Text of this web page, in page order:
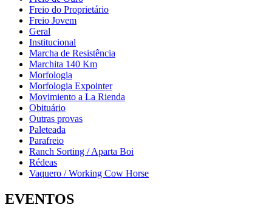
Freio do Proprietário
Freio Jovem
Geral
Institucional
Marcha de Resistência
Marchita 140 Km
Morfologia
Morfologia Expointer
Movimiento a La Rienda
Obituário
Outras provas
Paleteada
Parafreio
Ranch Sorting / Aparta Boi
Rédeas
Vaquero / Working Cow Horse
EVENTOS